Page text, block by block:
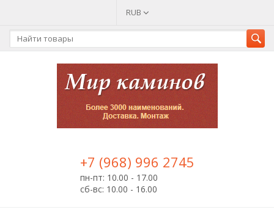
RUB
+7 (968) 996 2745
пн-пт: 10.00 - 17.00
сб-вс: 10.00 - 16.00